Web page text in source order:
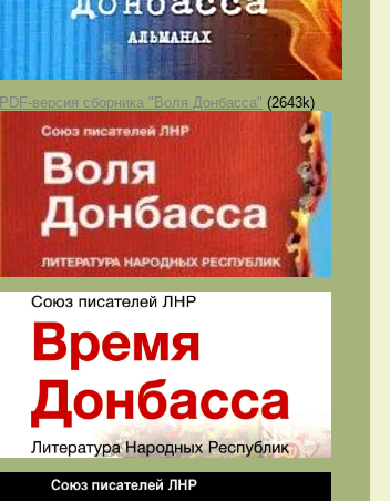
PDF-версия сборника "Воля Донбасса" (2643k)